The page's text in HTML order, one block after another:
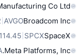
Co Ltd
Broadcom Inc
AVGO
SpaceX
SPCX
Meta Platforms, Inc.